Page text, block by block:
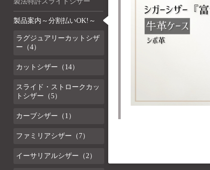
製品案内～分割払いOK!～
ラグジュアリーカットシザ
ー（4）
カットシザー（14）
スライド・ストロークカッ
トシザー（5）
カーブシザー（1）
ファミリアシザー（7）
イーサリアルシザー（2）